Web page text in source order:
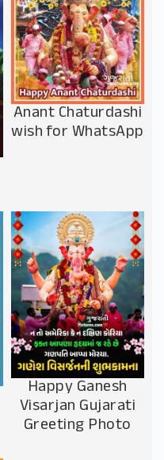
Anant Chaturdashi
wish for WhatsApp
Happy Ganesh
Visarjan Gujarati
Greeting Photo